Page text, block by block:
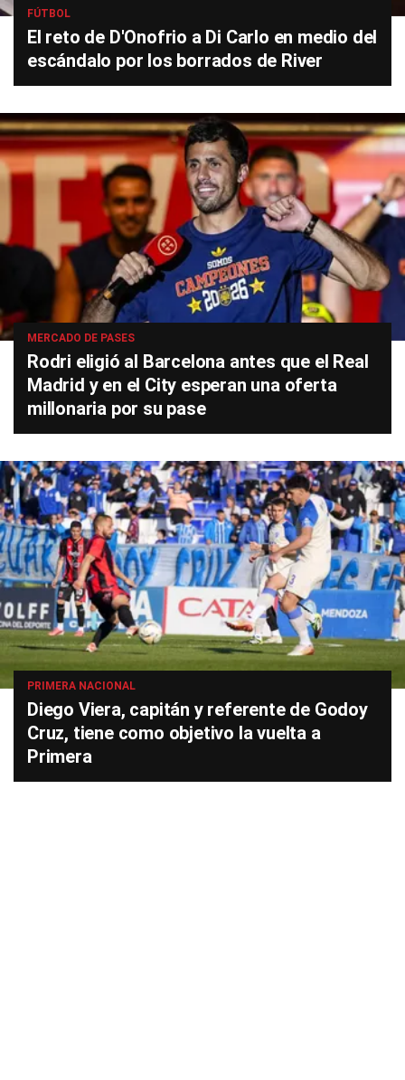
FÚTBOL
El reto de D'Onofrio a Di Carlo en medio del
escándalo por los borrados de River
MERCADO DE PASES
Rodri eligió al Barcelona antes que el Real
Madrid y en el City esperan una oferta
millonaria por su pase
PRIMERA NACIONAL
Diego Viera, capitán y referente de Godoy
Cruz, tiene como objetivo la vuelta a
Primera